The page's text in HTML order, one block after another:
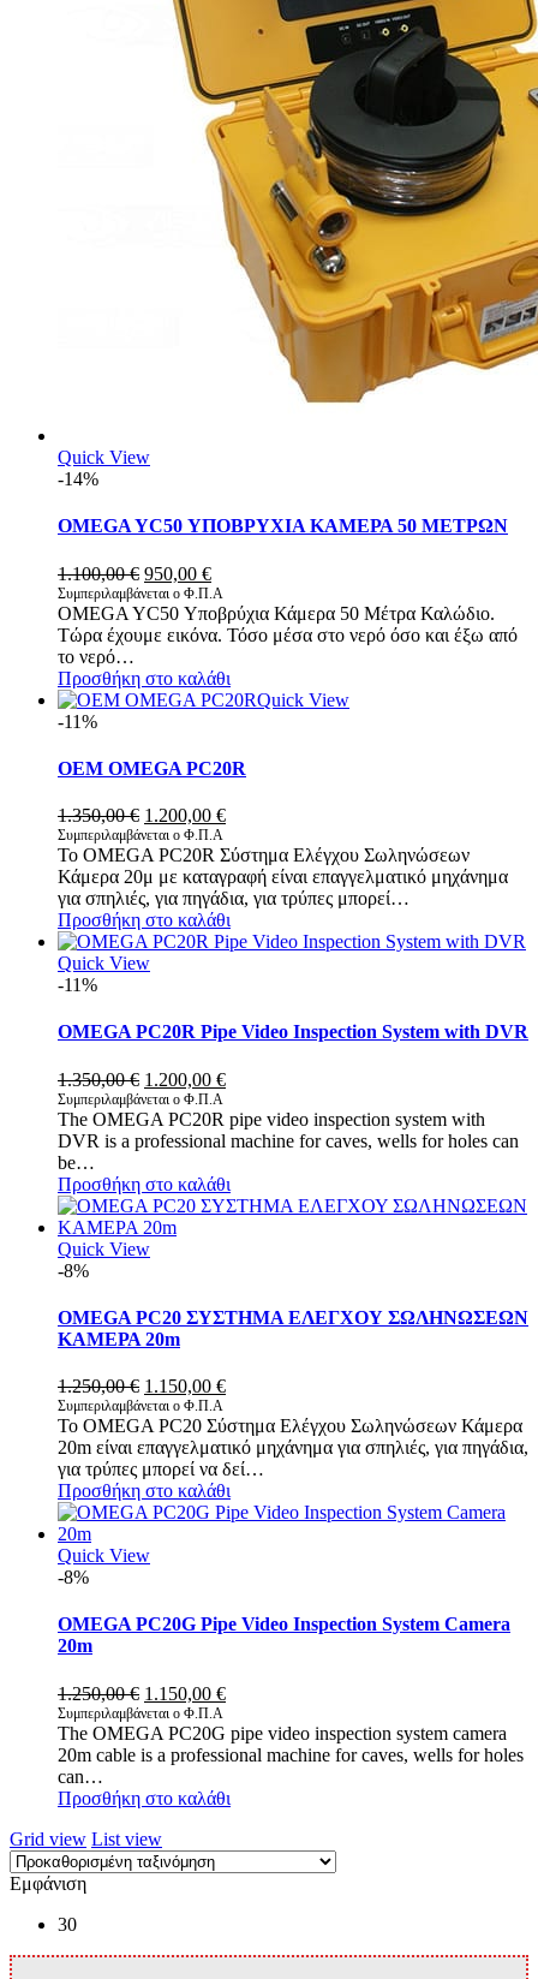
Quick View
-14%
OMEGA YC50 ΥΠΟΒΡΥΧΙΑ ΚΑΜΕΡΑ 50 ΜΕΤΡΩΝ
1.100,00€ Original
price
was:
1.100,00 €.
950,00 €Η
τρέχουσα
τιμή
είναι:
Συμπεριλαμβάνεται ο Φ.Π.Α
OMEGA YC50 Υποβρύχια Κάμερα 50 Μέτρα Καλώδιο.
Τώρα έχουμε εικόνα. Τόσο μέσα στο νερό όσο και έξω από
το νερό…
Προσθήκη στο καλάθι
Quick View
-11%
OEM OMEGA PC20R
1.350,00€ Original
price
was:
1.350,00 €.
1.200,00 €Η
τιμή
είναι:
1.200,00 €.
Συμπεριλαμβάνεται ο Φ.Π.Α
Το OMEGA PC20R Σύστημα Ελέγχου Σωληνώσεων
Κάμερα 20μ με καταγραφή είναι επαγγελματικό μηχάνημα
για σπηλιές, για πηγάδια, για τρύπες μπορεί…
Προσθήκη στο καλάθι
Quick View
-11%
OMEGA PC20R Pipe Video Inspection System with DVR
1.350,00€ Original
price
was:
1.350,00 €.
1.200,00 €Η
τιμή
είναι:
Συμπεριλαμβάνεται ο Φ.Π.Α
The OMEGA PC20R pipe video inspection system with
DVR is a professional machine for caves, wells for holes can
be…
Προσθήκη στο καλάθι
Quick View
-8%
OMEGA PC20 ΣΥΣΤΗΜΑ ΕΛΕΓΧΟΥ ΣΩΛΗΝΩΣΕΩΝ
ΚΑΜΕΡΑ 20m
1.250,00€ Original
price
was:
1.250,00 €.
1.150,00 €Η
τιμή
είναι:
1.150,00 €.
Συμπεριλαμβάνεται ο Φ.Π.Α
Το OMEGA PC20 Σύστημα Ελέγχου Σωληνώσεων Κάμερα
20m είναι επαγγελματικό μηχάνημα για σπηλιές, για πηγάδια,
για τρύπες μπορεί να δεί…
Προσθήκη στο καλάθι
Quick View
-8%
OMEGA PC20G Pipe Video Inspection System Camera
20m
1.250,00€ Original
price
was:
1.250,00 €.
1.150,00 €Η
τιμή
είναι:
Συμπεριλαμβάνεται ο Φ.Π.Α
The OMEGA PC20G pipe video inspection system camera
20m cable is a professional machine for caves, wells for holes
can…
Προσθήκη στο καλάθι
Grid view List view
Εμφάνιση
30